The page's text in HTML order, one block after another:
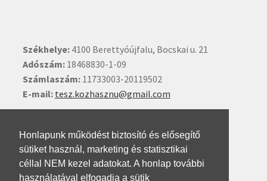
Honlapunk működést biztosító és elősegítő
sütiket használ, marketing és statisztikai
céllal NEM kezel adatokat. A honlap további
használatával elfogadja a sütik
Székhelye:4100 Berettyóújfalu, Bocskai u. 21
Adószám:18468830-1-09
Számlaszám:11733003-20119502
E-mail: tesz.kozhasznu@gmail.com